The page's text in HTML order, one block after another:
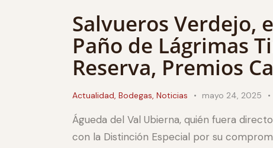
Salvueros Verdejo,
Paño de Lágrimas
Reserva, Premios
Actualidad Bodegas Noticias mayo 24, 2025
Águeda del Val Ubierna, quién fuera
con la Distinción Especial por su